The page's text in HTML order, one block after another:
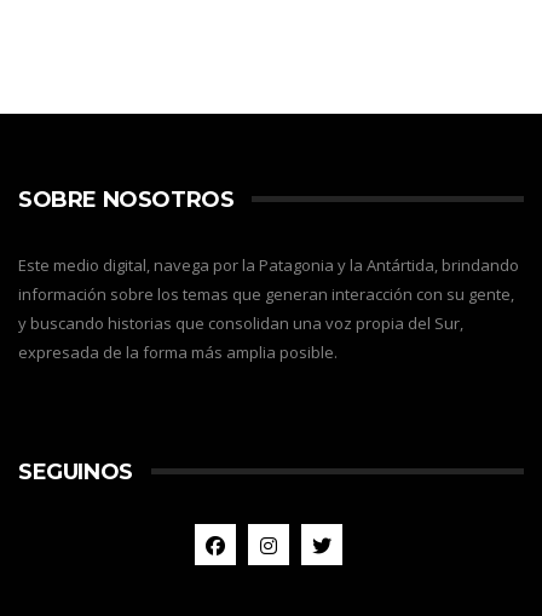
SOBRE NOSOTROS
Este medio digital, navega por la Patagonia y la Antártida, brindando
información sobre los temas que generan interacción con su gente,
y buscando historias que consolidan una voz propia del Sur,
expresada de la forma más amplia posible.
SEGUINOS